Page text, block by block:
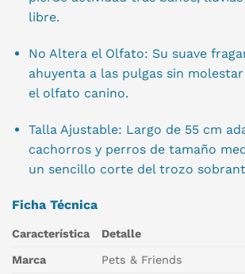
libre.
No Altera el Olfato: Su suave
ahuyenta a las pulgas sin
el olfato canino.
Talla Ajustable: Largo de 55 cm
cachorros y perros de tamaño
un sencillo corte del trozo
Ficha Técnica
Característica Detalle
Marca Pets & Friends